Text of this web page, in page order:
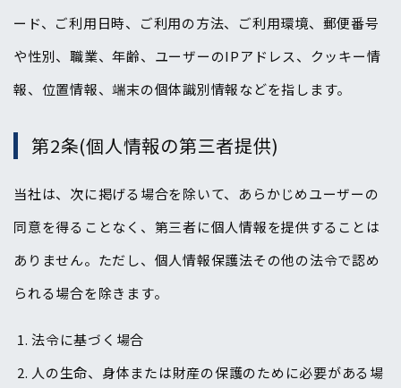
ード、ご利用日時、ご利用の方法、ご利用環境、郵便番号
や性別、職業、年齢、ユーザーのIPアドレス、クッキー情
報、位置情報、端末の個体識別情報などを指します。
第2条(個人情報の第三者提供)
当社は、次に掲げる場合を除いて、あらかじめユーザーの
同意を得ることなく、第三者に個人情報を提供することは
ありません。ただし、個人情報保護法その他の法令で認め
られる場合を除きます。
法令に基づく場合
人の生命、身体または財産の保護のために必要がある場